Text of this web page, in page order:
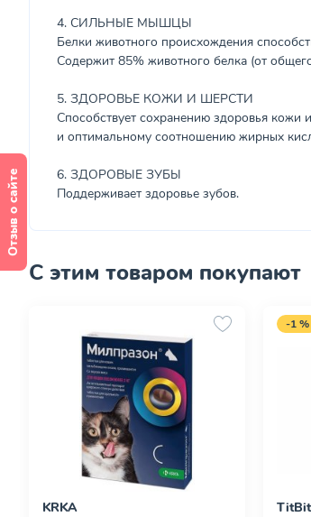
4. СИЛЬНЫЕ МЫШЦЫ
Белки животного происхождения
Содержит 85% животного белка (от
5. ЗДОРОВЬЕ КОЖИ И ШЕРСТИ
Способствует сохранению здоровья
и оптимальному соотношению жирных
6. ЗДОРОВЫЕ ЗУБЫ
Поддерживает здоровье зубов.
С этим товаром покупают
KRKA
-1 %
TitBit
Отзыв о сайте